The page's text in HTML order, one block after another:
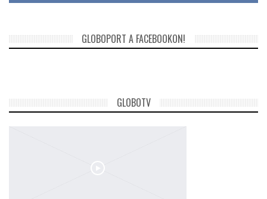
GLOBOPORT A FACEBOOKON!
GLOBOTV